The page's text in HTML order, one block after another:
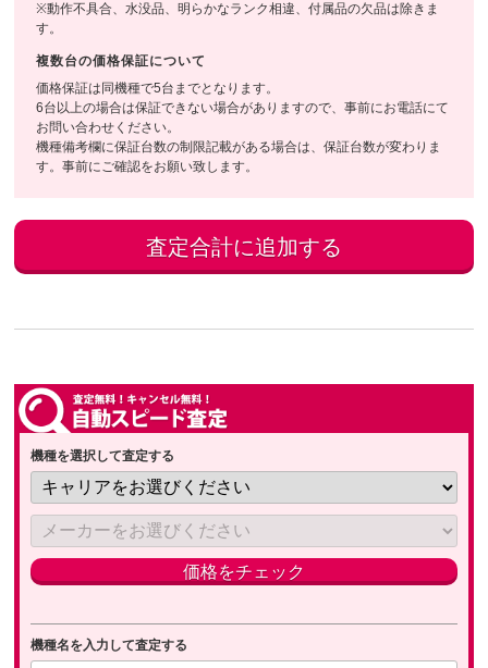
※動作不具合、水没品、明らかなランク相違、付属品の欠品は除きま
す。
複数台の価格保証について
価格保証は同機種で5台までとなります。
6台以上の場合は保証できない場合がありますので、事前にお電話にて
お問い合わせください。
機種備考欄に保証台数の制限記載がある場合は、保証台数が変わりま
す。事前にご確認をお願い致します。
機種を選択して査定する
機種名を入力して査定する